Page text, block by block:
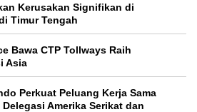
Kerusakan Signifikan di
Timur Tengah
Bawa CTP Tollways Raih
Asia
Perkuat Peluang Kerja Sama
Amerika Serikat dan